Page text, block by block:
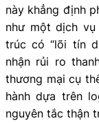
này khẳng định
như một dịch
trúc có “lõi tín
nhận rủi ro
thương mại cụ
hành dựa trên
nguyên tắc thận